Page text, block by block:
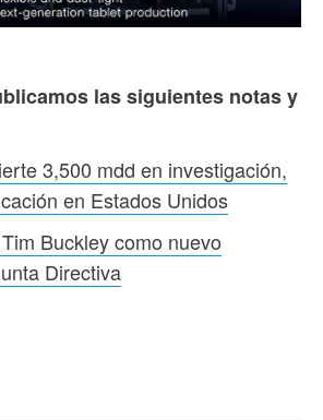
las siguientes notas y
3,500 mdd en investigación,
en Estados Unidos
Buckley como nuevo
Directiva